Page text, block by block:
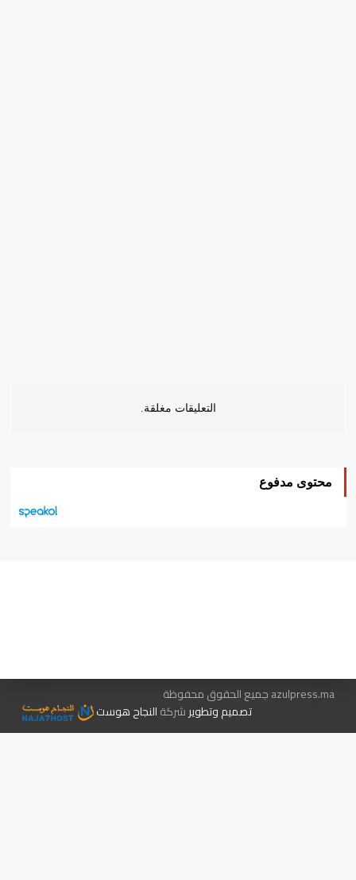
التعليقات مغلقة.
محتوى مدفوع
azulpress.ma جميع الحقوق محفوظة
تصميم وتطويرشركةالنجاح هوست